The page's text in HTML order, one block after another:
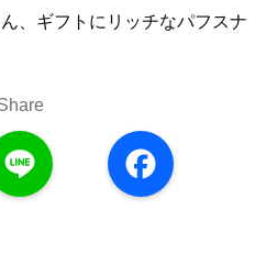
、ギフトにリッチなパフスナ
a
c